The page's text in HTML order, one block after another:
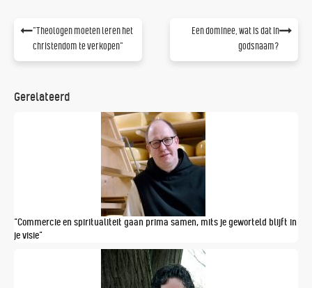
"Theologen moeten leren het
christendom te verkopen"
Een dominee, wat is dat in
godsnaam?
Gerelateerd
“Commercie en spiritualiteit gaan prima samen, mits je geworteld blijft in
je visie”